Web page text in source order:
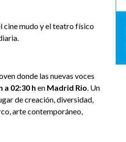
cine mudo y el teatro físico
donde las nuevas voces
a 02:30 h en Madrid Rio. Un
de creación, diversidad,
arte contemporáneo,